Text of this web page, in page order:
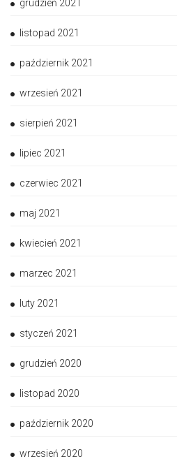
grudzień 2021
listopad 2021
październik 2021
wrzesień 2021
sierpień 2021
lipiec 2021
czerwiec 2021
maj 2021
kwiecień 2021
marzec 2021
luty 2021
styczeń 2021
grudzień 2020
listopad 2020
październik 2020
wrzesień 2020